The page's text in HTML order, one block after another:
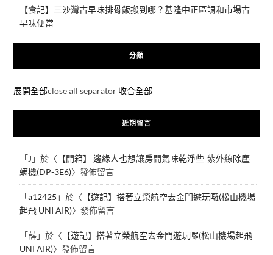
【食記】三沙灣古早味排骨飯搬到哪？基隆中正區調和市場古
早味便當
分類
展開全部close all separator 收合全部
近期留言
「J 」於〈 【開箱】 邊緣人也想讓房間氣味乾淨些-紫外線除塵
螨機(DP-3E6)〉發佈留言
「a12425 」於〈 【遊記】搭著立榮航空去金門遊玩囉(松山機場
起飛 UNI AIR)〉發佈留言
「薛」於〈 【遊記】搭著立榮航空去金門遊玩囉(松山機場起飛
UNI AIR)〉發佈留言